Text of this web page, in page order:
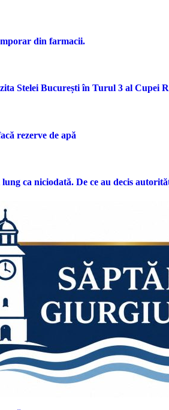
din farmacii.
Stelei București în Turul 3 al Cupei
rezerve de apă
ca niciodată. De ce au decis